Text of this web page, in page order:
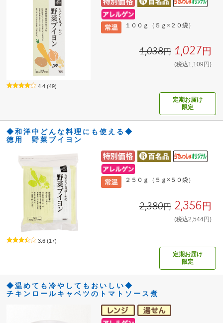
１００ｇ（５ｇ×２０袋）
1,038円 1,027円
(税込1,109円)
4.4 (49)
定期お届け
限定
◆和洋中どんな料理にも使える◆
徳用 野菜ブイヨン
２５０ｇ（５ｇ×５０袋）
2,380円 2,356円
(税込2,544円)
3.6 (17)
定期お届け
限定
◆温めても冷やしてもおいしい◆
チキンロールキャベツのトマトソース煮